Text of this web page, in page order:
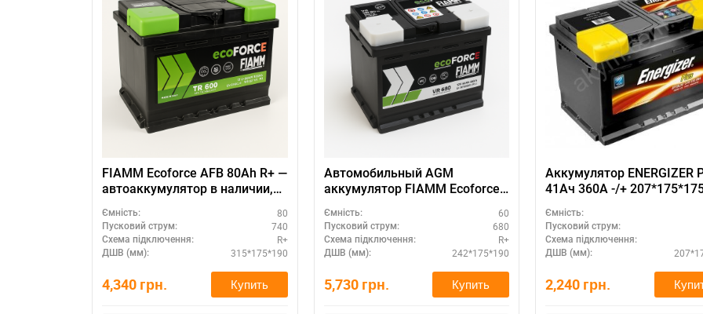
FIAMM Ecoforce AFB 80Ah R+ —
автоаккумулятор в наличии,
Ємність: 80
Пусковий струм: 740
Схема підключення: R+
ДШВ (мм): 315*175*190
4,340 грн. Купить
Автомобильный AGM
аккумулятор FIAMM Ecoforce
Ємність: 60
Пусковий струм: 680
Схема підключення: R+
ДШВ (мм): 242*175*190
5,730 грн. Купить
Аккумулятор ENERGIZER
41Ач 360A -/+ 207*175*175
Ємність:
Пусковий струм:
Схема підключення:
ДШВ (мм):
2,240 грн.